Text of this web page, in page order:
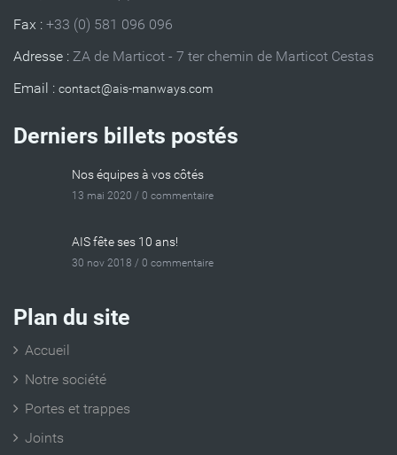
Fax : +33 (0) 581 096 096
Adresse : ZA de Marticot - 7 ter chemin de Marticot Cestas
Email :
Derniers billets postés
Nos équipes à vos côtés
13 mai 2020 / 0 commentaire
AIS fête ses 10 ans!
30 nov 2018 / 0 commentaire
Plan du site
Accueil
Notre société
Portes et trappes
Joints